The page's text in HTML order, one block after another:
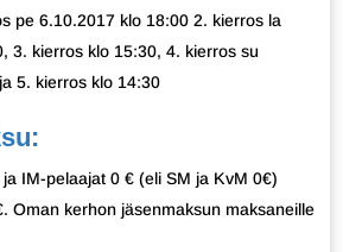
pe 6.10.2017 klo 18:00 2. kierros la
3. kierros klo 15:30, 4. kierros su
5. kierros klo 14:30
IM-pelaajat 0 € (eli SM ja KvM 0€)
Oman kerhon jäsenmaksun maksaneille